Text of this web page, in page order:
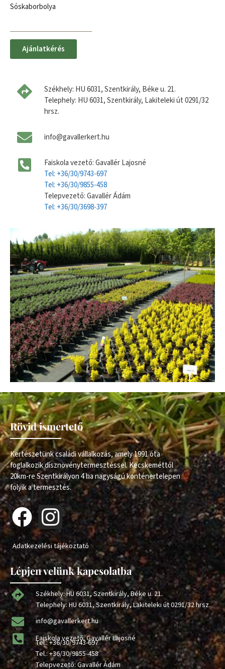
Sóskaborbolya
Ajánlatkérés
Székhely: HU 6031, Szentkirály, Béke u. 21.
Telephely: HU 6031, Szentkirály, Lakiteleki út 0291/32
hrsz.
info@gavallerkert.hu
Faiskola vezető: Gavallér Lajosné
Tel: +36/30/9743-697
Tel: +36/30/9855-458
Telepvezető: Gavallér Ádám
Tel: +36/30/3698-397
Rövid ismertető
Kertészetünk családi vállalkozás, amely 1991 óta
foglalkozik dísznövénytermesztéssel. Kecskeméttől
20km-re Szentkirályon 4 ha nagyságú konténertelepen
folyik a termesztés.
Adatkezelési tájékoztató
Lépjen velünk kapcsolatba
Székhely: HU 6031, Szentkirály, Béke u. 21.
Telephely: HU 6031, Szentkirály, Lakiteleki út 0291/32 hrsz.
info@gavallerkert.hu
Faiskola vezető: Gavallér Lajosné
Tel.:+36/30/9743-697
Tel.:+36/30/9855-458
Telepvezető: Gavallér Ádám